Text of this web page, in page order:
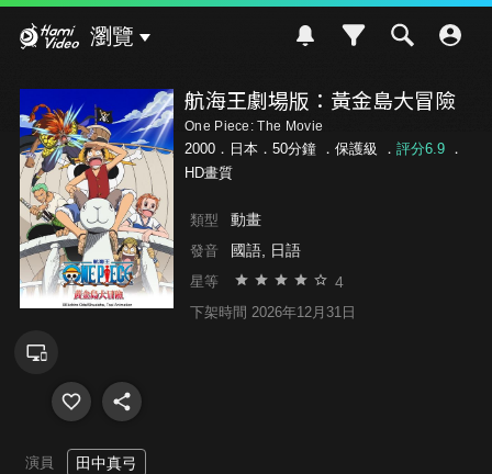
瀏覽
航海王劇場版：黃金島大冒險
One Piece: The Movie
2000．日本．50分鐘 ． 保護級 ． 評分6.9．
HD畫質
類型 動畫
發音 國語, 日語
星等 4
下架時間 2026年12月31日
演員 田中真弓